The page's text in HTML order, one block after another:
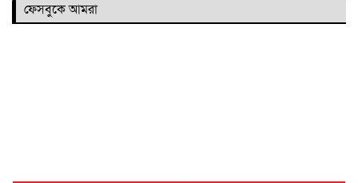
ফেসবুকে আমরা